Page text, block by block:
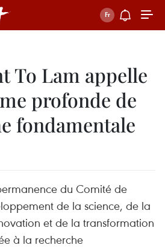
To Lam appelle
profonde de
fondamentale
du Comité de
de la science, de la
et de la transformation
à la recherche